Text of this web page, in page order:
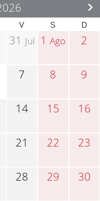
V S D
31 Jul 1Ago 2
7 8 9
14 15 16
21 22 23
28 29 30